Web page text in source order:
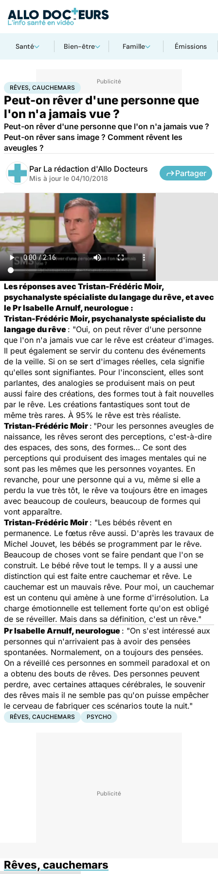
Santé Bien-être Famille Émissions
Accueil Bien-êtrePsychoRêves, cauchemars
RÊVES, CAUCHEMARS
Peut-on rêver d'une personne que
l'on n'a jamais vue ?
Peut-on rêver d'une personne que l'on n'a jamais vue ?
Peut-on rêver sans image ? Comment rêvent les
aveugles ?
Par La rédaction d'Allo Docteurs
Mis à jour le 04/10/2018
Partager
Les réponses avec Tristan-Frédéric Moir,
psychanalyste spécialiste du langage du rêve, et avec
le Pr Isabelle Arnulf, neurologue :
Tristan-Frédéric Moir, psychanalyste spécialiste du
langage du rêve : "Oui, on peut rêver d'une personne
que l'on n'a jamais vue car le rêve est créateur d'images.
Il peut également se servir du contenu des événements
de la veille. Si on se sert d'images réelles, cela signifie
qu'elles sont signifiantes. Pour l'inconscient, elles sont
parlantes, des analogies se produisent mais on peut
aussi faire des créations, des formes tout à fait nouvelles
par le rêve. Les créations fantastiques sont tout de
même très rares. À 95% le rêve est très réaliste.
Tristan-Frédéric Moir : "Pour les personnes aveugles de
naissance, les rêves seront des perceptions, c'est-à-dire
des espaces, des sons, des formes… Ce sont des
perceptions qui produisent des images mentales qui ne
sont pas les mêmes que les personnes voyantes. En
revanche, pour une personne qui a vu, même si elle a
perdu la vue très tôt, le rêve va toujours être en images
avec beaucoup de couleurs, beaucoup de formes qui
vont apparaître.
Tristan-Frédéric Moir : "Les bébés rêvent en
permanence. Le fœtus rêve aussi. D'après les travaux de
Michel Jouvet, les bébés se programment par le rêve.
Beaucoup de choses vont se faire pendant que l'on se
construit. Le bébé rêve tout le temps. Il y a aussi une
distinction qui est faite entre cauchemar et rêve. Le
cauchemar est un mauvais rêve. Pour moi, un cauchemar
est un contenu qui amène à une forme d'irrésolution. La
charge émotionnelle est tellement forte qu'on est obligé
de se réveiller. Mais dans sa définition, c'est un rêve."
Pr Isabelle Arnulf, neurologue : "On s'est intéressé aux
personnes qui n'arrivaient pas à avoir des pensées
spontanées. Normalement, on a toujours des pensées.
On a réveillé ces personnes en sommeil paradoxal et on
a obtenu des bouts de rêves. Des personnes peuvent
perdre, avec certaines attaques cérébrales, le souvenir
des rêves mais il ne semble pas qu'on puisse empêcher
le cerveau de fabriquer ces scénarios toute la nuit."
RÊVES, CAUCHEMARS PSYCHO
Rêves, cauchemars